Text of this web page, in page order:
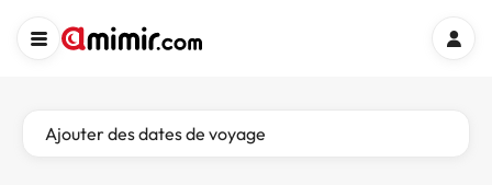
Ajouter des dates de voyage